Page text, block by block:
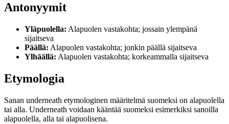
Antonyymit
Yläpuolella: Alapuolen vastakohta; jossain ylempänä
sijaitseva
Päällä: Alapuolen vastakohta; jonkin päällä sijaitseva
Ylhäällä: Alapuolen vastakohta; korkeammalla sijaitseva
Etymologia
Sanan underneath etymologinen määritelmä suomeksi on alapuolella
tai alla. Underneath voidaan kääntää suomeksi esimerkiksi sanoilla
alapuolella, alla tai alapuolisena.